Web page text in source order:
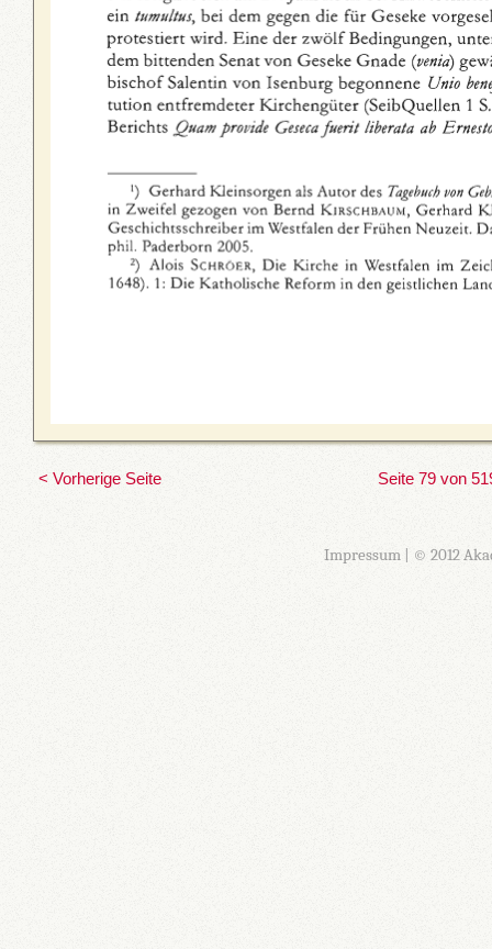
< Vorherige Seite Seite 79 von
Impressum| © 2012